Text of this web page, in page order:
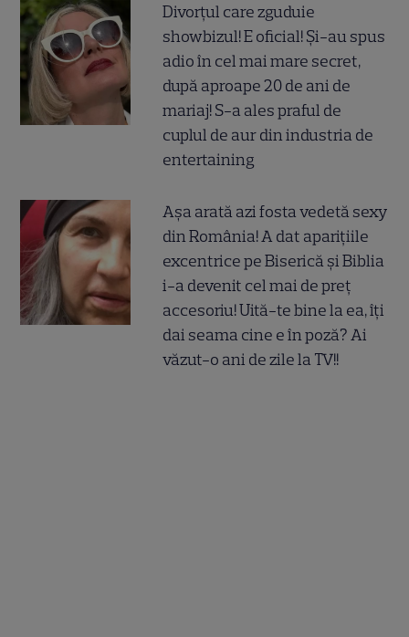
Divorțul care zguduie
showbizul! E oficial! Și-au spus
adio în cel mai mare secret,
după aproape 20 de ani de
mariaj! S-a ales praful de
cuplul de aur din industria de
entertaining
Așa arată azi fosta vedetă sexy
din România! A dat aparițiile
excentrice pe Biserică și Biblia
i-a devenit cel mai de preț
accesoriu! Uită-te bine la ea, îți
dai seama cine e în poză? Ai
văzut-o ani de zile la TV!!